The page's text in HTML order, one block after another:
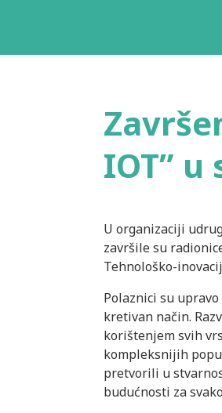
IOT” u
U organizaciji
završile su
Tehnološko-
Polaznici su
kretivan način.
korištenjem svih
kompleksnijih
pretvorili u
budućnosti za